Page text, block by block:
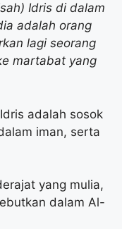
Idris di dalam
adalah orang
lagi seorang
martabat yang
adalah sosok
iman, serta
yang mulia,
dalam Al-